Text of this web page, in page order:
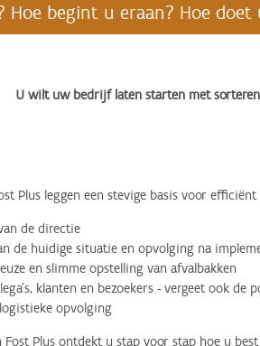
Hoe begint u eraan? Hoe
‌U wilt uw bedrijf laten starten met
Plus leggen een stevige basis voor efficiënt
de directie
de huidige situatie en opvolging na
en slimme opstelling van afvalbakken
klanten en bezoekers - vergeet ook de
opvolging
Plusontdekt u stap voor stap hoe u